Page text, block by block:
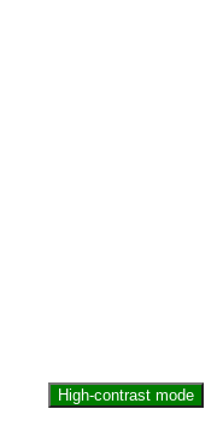
High-contrast mode